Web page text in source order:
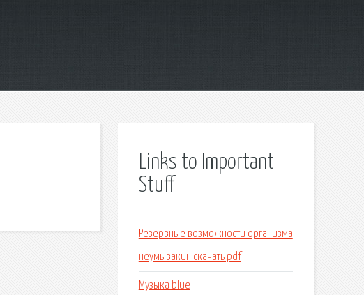
Links to Important
Stuff
Резервные возможности организма
неумывакин скачать pdf
Музыка blue